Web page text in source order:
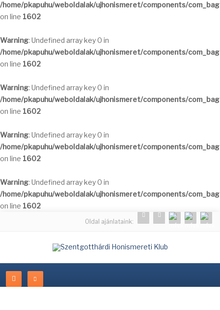
/home/pkapuhu/weboldalak/ujhonismeret/components/
on line 1602
Warning: Undefined array key 0 in
/home/pkapuhu/weboldalak/ujhonismeret/components/
on line 1602
Warning: Undefined array key 0 in
/home/pkapuhu/weboldalak/ujhonismeret/components/
on line 1602
Warning: Undefined array key 0 in
/home/pkapuhu/weboldalak/ujhonismeret/components/
on line 1602
Warning: Undefined array key 0 in
/home/pkapuhu/weboldalak/ujhonismeret/components/
on line 1602
Oldal ajánlataink: